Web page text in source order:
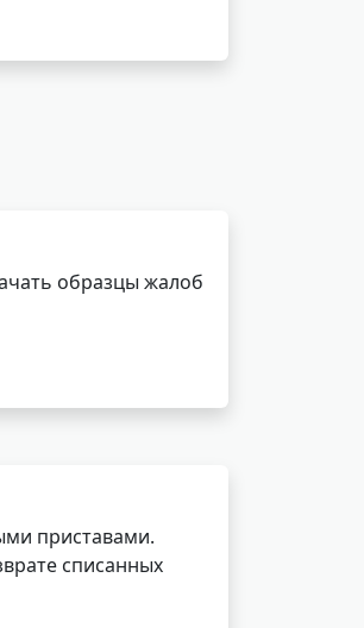
образцы жалоб
приставами.
списанных